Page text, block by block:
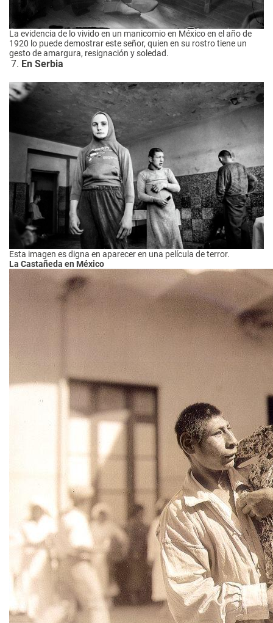
La evidencia de lo vivido en un manicomio en México en el año de
1920 lo puede demostrar este señor, quien en su rostro tiene un
gesto de amargura, resignación y soledad.
En Serbia
Esta imagen es digna en aparecer en una película de terror.
La Castañeda en México